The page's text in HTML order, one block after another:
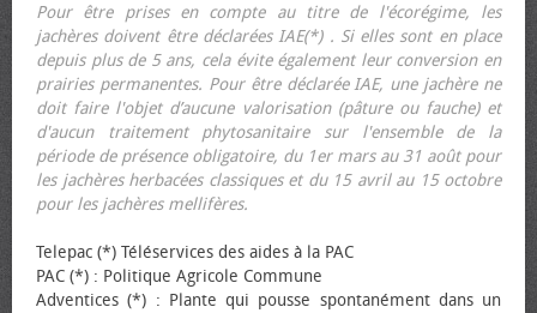
Pour être prises en compte au titre de l'écorégime, les
jachères doivent être déclarées IAE(*) . Si elles sont en place
depuis plus de 5 ans, cela évite également leur conversion en
prairies permanentes. Pour être déclarée IAE, une jachère ne
doit faire l'objet d’aucune valorisation (pâture ou fauche) et
d'aucun traitement phytosanitaire sur l'ensemble de la
période de présence obligatoire, du 1er mars au 31 août pour
les jachères herbacées classiques et du 15 avril au 15 octobre
pour les jachères mellifères.
Telepac (*) Téléservices des aides à la PAC
PAC (*) : Politique Agricole Commune
Adventices (*) : Plante qui pousse spontanément dans un